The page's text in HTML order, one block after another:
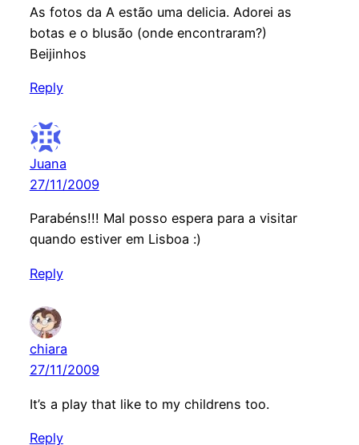
As fotos da A estão uma delicia. Adorei as
botas e o blusão (onde encontraram?)
Beijinhos
Reply
Juana
27/11/2009
Parabéns!!! Mal posso espera para a visitar
quando estiver em Lisboa :)
Reply
chiara
27/11/2009
It’s a play that like to my childrens too.
Reply